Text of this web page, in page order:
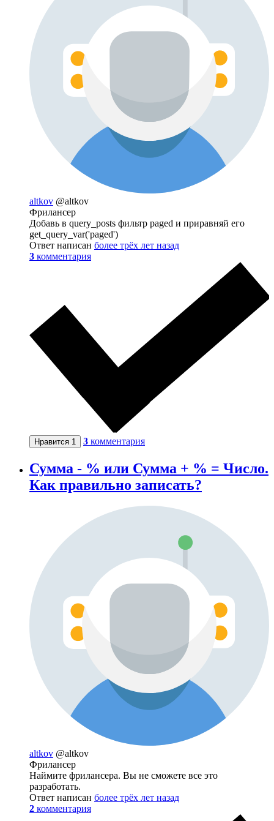
altkov @altkov
Фрилансер
Добавь в query_posts фильтр paged и приравняй его
get_query_var('paged')
Ответ написан более трёх лет назад
3 комментария
Нравится 1 3 комментария
Сумма - % или Сумма + % = Число.
Как правильно записать?
altkov @altkov
Фрилансер
Наймите фрилансера. Вы не сможете все это
разработать.
Ответ написан более трёх лет назад
2 комментария